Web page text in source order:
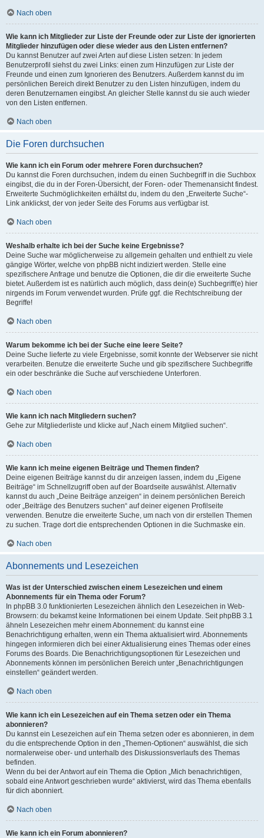
Nach oben
Wie kann ich Mitglieder zur Liste der Freunde oder zur Liste der ignorierten
Mitglieder hinzufügen oder diese wieder aus den Listen entfernen?
Du kannst Benutzer auf zwei Arten auf diese Listen setzen: In jedem
Benutzerprofil siehst du zwei Links: einen zum Hinzufügen zur Liste der
Freunde und einen zum Ignorieren des Benutzers. Außerdem kannst du im
persönlichen Bereich direkt Benutzer zu den Listen hinzufügen, indem du
deren Benutzernamen eingibst. An gleicher Stelle kannst du sie auch wieder
von den Listen entfernen.
Nach oben
Die Foren durchsuchen
Wie kann ich ein Forum oder mehrere Foren durchsuchen?
Du kannst die Foren durchsuchen, indem du einen Suchbegriff in die Suchbox
eingibst, die du in der Foren-Übersicht, der Foren- oder Themenansicht findest.
Erweiterte Suchmöglichkeiten erhältst du, indem du den „Erweiterte Suche“-
Link anklickst, der von jeder Seite des Forums aus verfügbar ist.
Nach oben
Weshalb erhalte ich bei der Suche keine Ergebnisse?
Deine Suche war möglicherweise zu allgemein gehalten und enthielt zu viele
gängige Wörter, welche von phpBB nicht indiziert werden. Stelle eine
spezifischere Anfrage und benutze die Optionen, die dir die erweiterte Suche
bietet. Außerdem ist es natürlich auch möglich, dass dein(e) Suchbegriff(e) hier
nirgends im Forum verwendet wurden. Prüfe ggf. die Rechtschreibung der
Begriffe!
Nach oben
Warum bekomme ich bei der Suche eine leere Seite?
Deine Suche lieferte zu viele Ergebnisse, somit konnte der Webserver sie nicht
verarbeiten. Benutze die erweiterte Suche und gib spezifischere Suchbegriffe
ein oder beschränke die Suche auf verschiedene Unterforen.
Nach oben
Wie kann ich nach Mitgliedern suchen?
Gehe zur Mitgliederliste und klicke auf „Nach einem Mitglied suchen“.
Nach oben
Wie kann ich meine eigenen Beiträge und Themen finden?
Deine eigenen Beiträge kannst du dir anzeigen lassen, indem du „Eigene
Beiträge“ im Schnellzugriff oben auf der Boardseite auswählst. Alternativ
kannst du auch „Deine Beiträge anzeigen“ in deinem persönlichen Bereich
oder „Beiträge des Benutzers suchen“ auf deiner eigenen Profilseite
verwenden. Benutze die erweiterte Suche, um nach von dir erstellen Themen
zu suchen. Trage dort die entsprechenden Optionen in die Suchmaske ein.
Nach oben
Abonnements und Lesezeichen
Was ist der Unterschied zwischen einem Lesezeichen und einem
Abonnements für ein Thema oder Forum?
In phpBB 3.0 funktionierten Lesezeichen ähnlich den Lesezeichen in Web-
Browsern: du bekamst keine Informationen bei einem Update. Seit phpBB 3.1
ähneln Lesezeichen mehr einem Abonnement: du kannst eine
Benachrichtigung erhalten, wenn ein Thema aktualisiert wird. Abonnements
hingegen informieren dich bei einer Aktualisierung eines Themas oder eines
Forums des Boards. Die Benachrichtigungsoptionen für Lesezeichen und
Abonnements können im persönlichen Bereich unter „Benachrichtigungen
einstellen“ geändert werden.
Nach oben
Wie kann ich ein Lesezeichen auf ein Thema setzen oder ein Thema
abonnieren?
Du kannst ein Lesezeichen auf ein Thema setzen oder es abonnieren, in dem
du die entsprechende Option in den „Themen-Optionen“ auswählst, die sich
normalerweise ober- und unterhalb des Diskussionsverlaufs des Themas
befinden.
Wenn du bei der Antwort auf ein Thema die Option „Mich benachrichtigen,
sobald eine Antwort geschrieben wurde“ aktivierst, wird das Thema ebenfalls
für dich abonniert.
Nach oben
Wie kann ich ein Forum abonnieren?